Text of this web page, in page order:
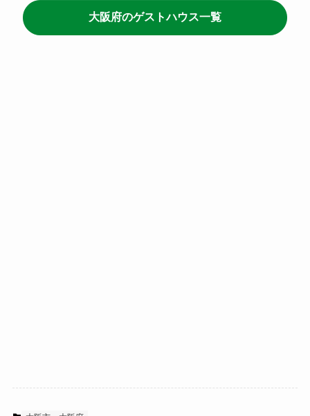
大阪府のゲストハウス一覧